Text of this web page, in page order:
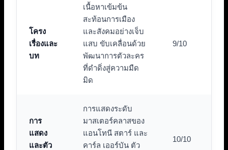
โครง
เรื่องและ
บท
เนื้อหาเข้มข้น
สะท้อนการเมือง
และสังคมอย่างเจ็บ
แสบ ขับเคลื่อนด้วย
พัฒนาการตัวละคร
ที่ดำดิ่งสู่ความมืด
มิด
9/10
การ
แสดง
และตัว
การแสดงระดับ
มาสเตอร์คลาสของ
แอนโทนี สตาร์ และ
คาร์ล เออร์บัน ตัว
10/10